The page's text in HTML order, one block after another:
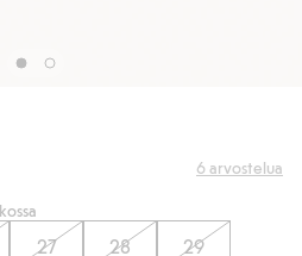
luokitus: 6 arvostelua
27 28 29